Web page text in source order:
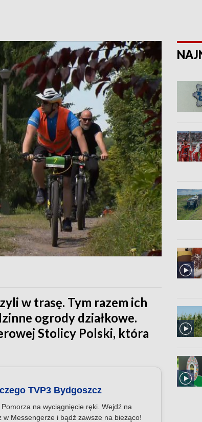
w trasę. Tym razem ich
ogrody działkowe.
Stolicy Polski, która
TVP3 Bydgoszcz
na wyciągnięcie ręki. Wejdź na
w Messengerze i bądź zawsze na bieżąco!